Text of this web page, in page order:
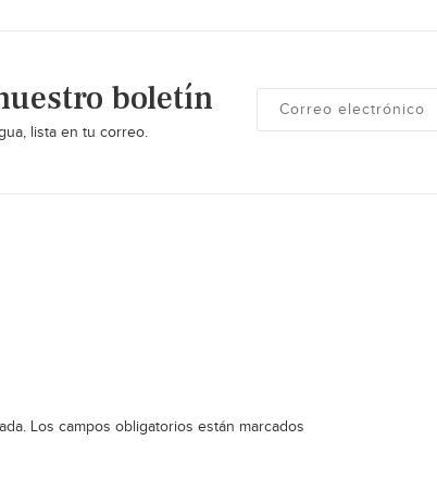
boletín
lista en tu correo.
Los campos obligatorios están marcados